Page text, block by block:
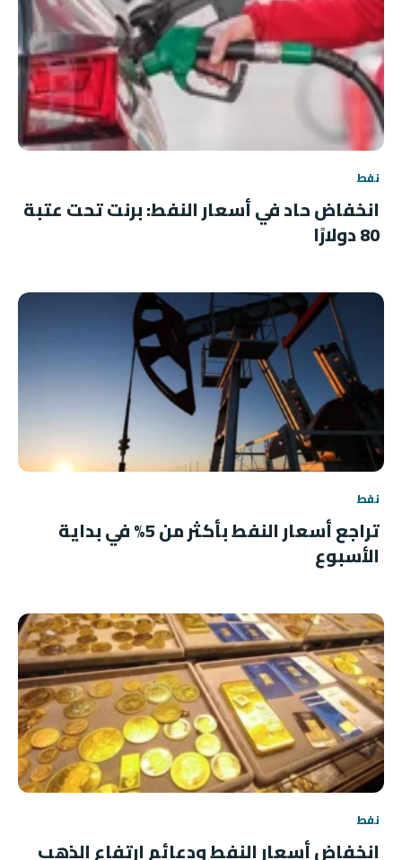
نفط
انخفاض حاد في أسعار النفط: برنت تحت عتبة
80 دولارًا
نفط
تراجع أسعار النفط بأكثر من 5% في بداية
الأسبوع
نفط
انخفاض أسعار النفط ودعائم ارتفاع الذهب